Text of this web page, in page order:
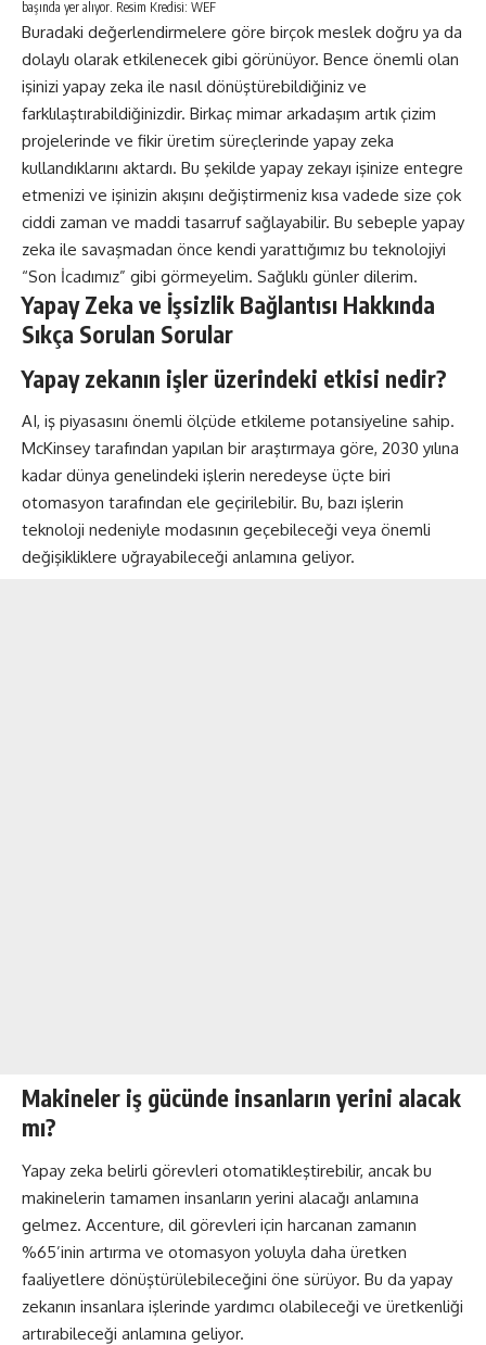
başında yer alıyor. Resim Kredisi: WEF
Buradaki değerlendirmelere göre birçok meslek doğru ya da
dolaylı olarak etkilenecek gibi görünüyor. Bence önemli olan
işinizi yapay zeka ile nasıl dönüştürebildiğiniz ve
farklılaştırabildiğinizdir. Birkaç mimar arkadaşım artık çizim
projelerinde ve fikir üretim süreçlerinde yapay zeka
kullandıklarını aktardı. Bu şekilde yapay zekayı işinize entegre
etmenizi ve işinizin akışını değiştirmeniz kısa vadede size çok
ciddi zaman ve maddi tasarruf sağlayabilir. Bu sebeple yapay
zeka ile savaşmadan önce kendi yarattığımız bu teknolojiyi
“Son İcadımız” gibi görmeyelim. Sağlıklı günler dilerim.
Yapay Zeka ve İşsizlik Bağlantısı Hakkında
Sıkça Sorulan Sorular
Yapay zekanın işler üzerindeki etkisi nedir?
AI, iş piyasasını önemli ölçüde etkileme potansiyeline sahip.
McKinsey tarafından yapılan bir araştırmaya göre, 2030 yılına
kadar dünya genelindeki işlerin neredeyse üçte biri
otomasyon tarafından ele geçirilebilir. Bu, bazı işlerin
teknoloji nedeniyle modasının geçebileceği veya önemli
değişikliklere uğrayabileceği anlamına geliyor.
Makineler iş gücünde insanların yerini alacak
mı?
Yapay zeka belirli görevleri otomatikleştirebilir, ancak bu
makinelerin tamamen insanların yerini alacağı anlamına
gelmez. Accenture, dil görevleri için harcanan zamanın
%65’inin artırma ve otomasyon yoluyla daha üretken
faaliyetlere dönüştürülebileceğini öne sürüyor. Bu da yapay
zekanın insanlara işlerinde yardımcı olabileceği ve üretkenliği
artırabileceği anlamına geliyor.